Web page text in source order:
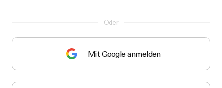
Oder
Mit Google anmelden